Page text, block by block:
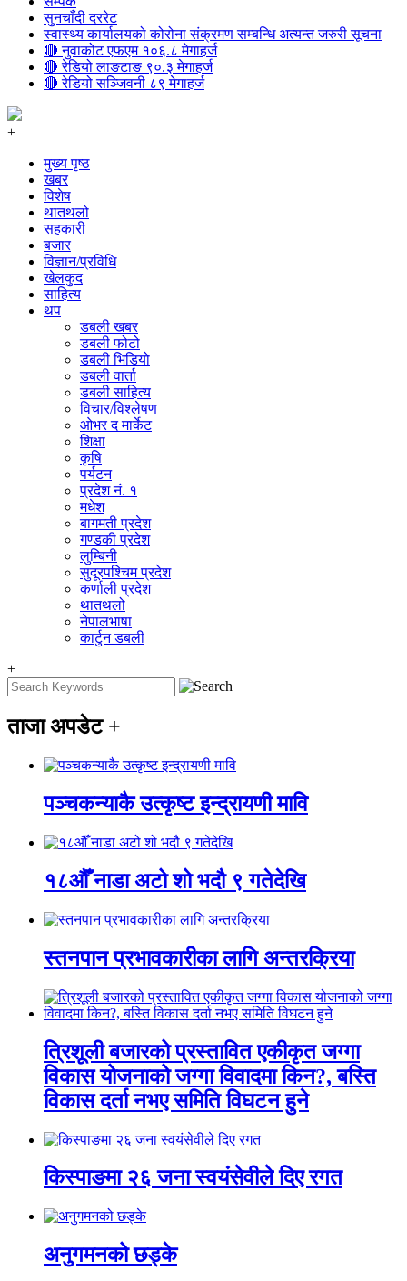
सुनचाँदी दररेट
स्वास्थ्य कार्यालयको कोरोना संक्रमण सम्बन्धि अत्यन्त जरुरी सूचना
🔴 नुवाकोट एफएम १०६.८ मेगाहर्ज
🔴 रेडियो लाङटाङ ९०.३ मेगाहर्ज
🔴 रेडियो सञ्जिवनी ८९ मेगाहर्ज
+
मुख्य पृष्ठ
खबर
विशेष
थातथलो
सहकारी
बजार
विज्ञान/प्रविधि
खेलकुद
साहित्य
थप
डबली खबर
डबली फोटो
डबली भिडियो
डबली वार्ता
डबली साहित्य
विचार/विश्‍लेषण
ओभर द मार्केट
शिक्षा
कृषि
पर्यटन
प्रदेश नं. १
मधेश
बागमती प्रदेश
गण्डकी प्रदेश
लुम्बिनी
सुदूरपश्चिम प्रदेश
कर्णाली प्रदेश
थातथलो
नेपालभाषा
कार्टुन डबली
+
ताजा अपडेट +
पञ्चकन्याकै उत्कृष्ट इन्द्रायणी मावि
१८औँ नाडा अटो शो भदौ ९ गतेदेखि
स्तनपान प्रभावकारीका लागि अन्तरक्रिया
त्रिशूली बजारको प्रस्तावित एकीकृत जग्गा
विकास योजनाको जग्गा विवादमा किन?, बस्ति
विकास दर्ता नभए समिति विघटन हुने
किस्पाङमा २६ जना स्वयंसेवीले दिए रगत
अनुगमनको छड्के